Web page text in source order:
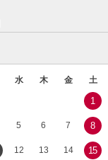
水 木 金 土
1
5 6 7 8
12 13 14 15